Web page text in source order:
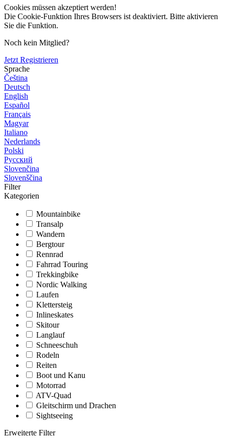
Cookies müssen akzeptiert werden!
Die Cookie-Funktion Ihres Browsers ist deaktiviert. Bitte aktivieren
Sie die Funktion.
Noch kein Mitglied?
Jetzt Registrieren
Sprache
Čeština
Deutsch
English
Español
Français
Magyar
Italiano
Nederlands
Polski
Русский
Slovenčina
Slovenščina
Filter
Kategorien
Mountainbike
Transalp
Wandern
Bergtour
Rennrad
Fahrrad Touring
Trekkingbike
Nordic Walking
Laufen
Klettersteig
Inlineskates
Skitour
Langlauf
Schneeschuh
Rodeln
Reiten
Boot und Kanu
Motorrad
ATV-Quad
Gleitschirm und Drachen
Sightseeing
Erweiterte Filter